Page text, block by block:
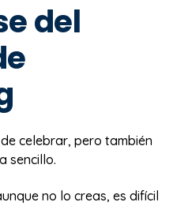
del
celebrar, pero también
sencillo.
no lo creas, es difícil